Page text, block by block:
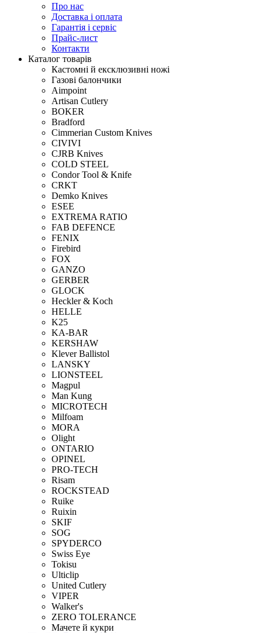
Про нас
Доставка і оплата
Гарантія і сервіс
Прайс-лист
Контакти
Каталог товарів
Кастомні й ексклюзивні ножі
Газові балончики
Aimpoint
Artisan Cutlery
BOKER
Bradford
Cimmerian Custom Knives
CIVIVI
CJRB Knives
COLD STEEL
Condor Tool & Knife
CRKT
Demko Knives
ESEE
EXTREMA RATIO
FAB DEFENCE
FENIX
Firebird
FOX
GANZO
GERBER
GLOCK
Heckler & Koch
HELLE
K25
KA-BAR
KERSHAW
Klever Ballistol
LANSKY
LIONSTEEL
Magpul
Man Kung
MICROTECH
Milfoam
MORA
Olight
ONTARIO
OPINEL
PRO-TECH
Risam
ROCKSTEAD
Ruike
Ruixin
SKIF
SOG
SPYDERCO
Swiss Eye
Tokisu
Ulticlip
United Cutlery
VIPER
Walker's
ZERO TOLERANCE
Мачете й кукри